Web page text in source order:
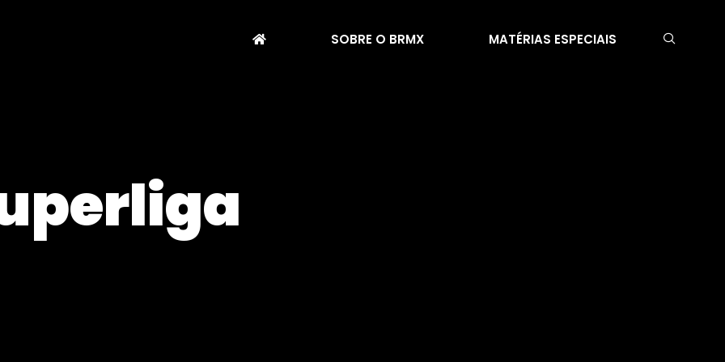
SOBRE O BRMX MATÉRIAS ESPECIAIS